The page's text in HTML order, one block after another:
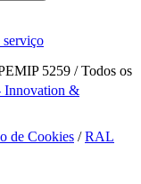
serviço
5259 / Todos os
&
de Cookies /RAL